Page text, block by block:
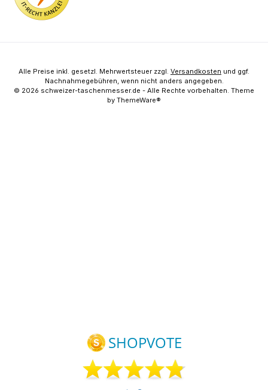
Alle Preise inkl. gesetzl. Mehrwertsteuer zzgl. Versandkosten und ggf.
Nachnahmegebühren, wenn nicht anders angegeben.
© 2026 schweizer-taschenmesser.de - Alle Rechte vorbehalten. Theme
by ThemeWare®